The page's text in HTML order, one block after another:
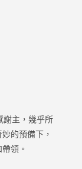
謝主，幾乎所
的預備下，
領。